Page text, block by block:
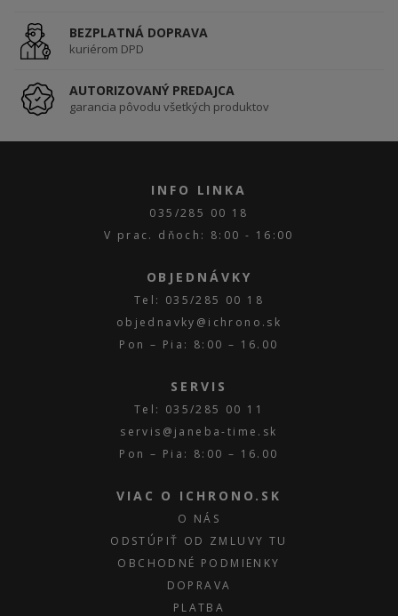
BEZPLATNÁ DOPRAVA
kuriérom DPD
AUTORIZOVANÝ PREDAJCA
garancia pôvodu všetkých produktov
INFO LINKA
035/285 00 18
V prac. dňoch: 8:00 - 16:00
OBJEDNÁVKY
Tel: 035/285 00 18
objednavky@ichrono.sk
Pon – Pia: 8:00 – 16.00
SERVIS
Tel: 035/285 00 11
servis@janeba-time.sk
Pon – Pia: 8:00 – 16.00
VIAC O ICHRONO.SK
O NÁS
ODSTÚPIŤ OD ZMLUVY TU
OBCHODNÉ PODMIENKY
DOPRAVA
PLATBA